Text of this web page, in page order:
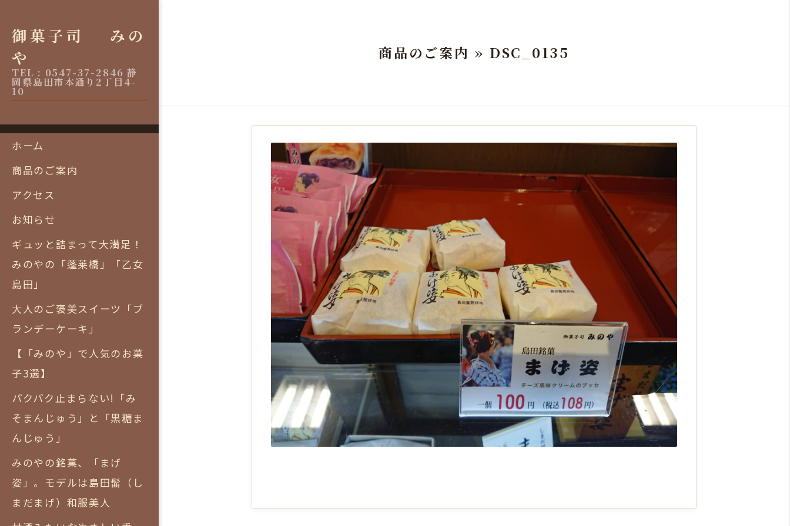
content
御菓子司 みの
や
TEL : 0547-37-2846 静
岡県島田市本通り2丁目4-
10
Primary
Menu
ホーム
商品のご案内
アクセス
お知らせ
ギュッと詰まって大満足！
みのやの「蓬莱橋」「乙女
島田」
大人のご褒美スイーツ「ブ
ランデーケーキ」
【「みのや」で人気のお菓
子3選】
パクパク止まらない!「み
そまんじゅう」と「黒糖ま
んじゅう」
みのやの銘菓、「まげ
姿」。モデルは島田髷（し
まだまげ）和服美人
商品のご案内 » DSC_0135